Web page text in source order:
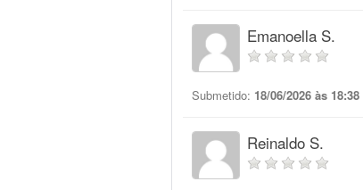
Emanoella S.
Submetido: 18/06/2026 às 18:38
Reinaldo S.